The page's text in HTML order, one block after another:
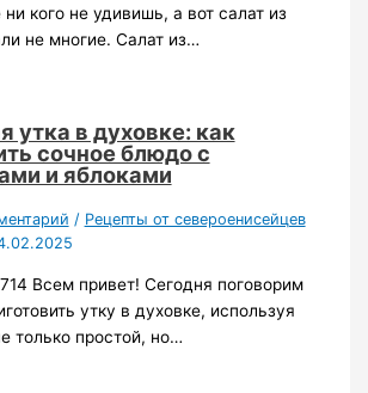
ни кого не удивишь, а вот салат из
не многие. Салат из…
утка в духовке: как
сочное блюдо с
и яблоками
/ Рецепты от североенисейцев
Всем привет! Сегодня поговорим
утку в духовке, используя
только простой, но…